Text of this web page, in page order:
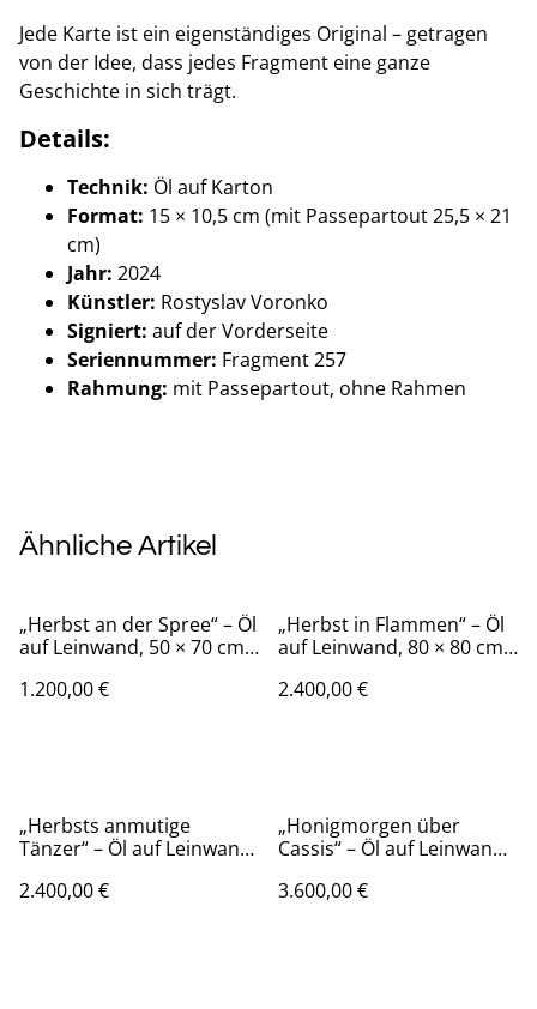
Jede Karte ist ein eigenständiges Original – getragen
von der Idee, dass jedes Fragment eine ganze
Geschichte in sich trägt.
Details:
Technik: Öl auf Karton
Format: 15 × 10,5 cm (mit Passepartout 25,5 × 21
cm)
Jahr: 2024
Künstler: Rostyslav Voronko
Signiert: auf der Vorderseite
Seriennummer: Fragment 257
Rahmung: mit Passepartout, ohne Rahmen
Ähnliche Artikel
„Herbst an der Spree“ – Öl
auf Leinwand, 50 × 70 cm,
Spree River
1.200,00 €
„Herbst in Flammen“ – Öl
auf Leinwand, 80 × 80 cm,
2.400,00 €
„Herbsts anmutige
Tänzer“ – Öl auf Leinwand,
Graceful Dancers of
2.400,00 €
„Honigmorgen über
Cassis“ – Öl auf Leinwand,
Morning over Cassis
3.600,00 €